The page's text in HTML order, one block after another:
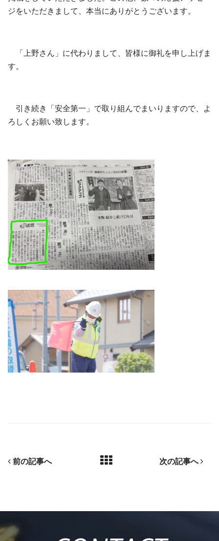
ジをいただきまして、本当にありがとうございます。
「上野さん」に代わりまして、皆様に御礼を申し上げま
す。
引き続き「安全第一」で取り組んでまいりますので、よ
ろしくお願い致します。
前の記事へ 次の記事へ